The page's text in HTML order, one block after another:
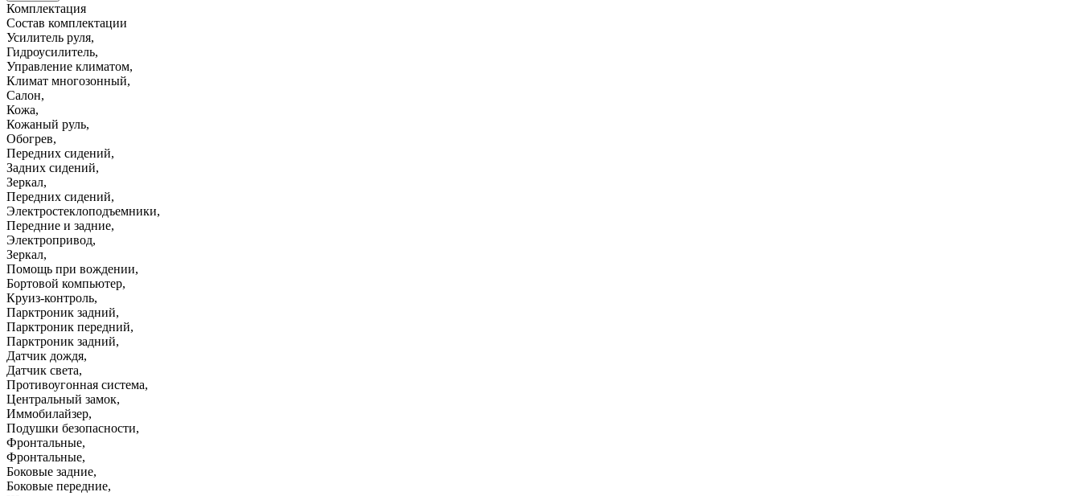
Комплектация
Состав комплектации
Усилитель руля,
Гидроусилитель,
Управление климатом,
Климат многозонный,
Салон,
Кожа,
Кожаный руль,
Обогрев,
Передних сидений,
Задних сидений,
Зеркал,
Передних сидений,
Электростеклоподъемники,
Передние и задние,
Электропривод,
Зеркал,
Помощь при вождении,
Бортовой компьютер,
Круиз-контроль,
Парктроник задний,
Парктроник передний,
Парктроник задний,
Датчик дождя,
Датчик света,
Противоугонная система,
Центральный замок,
Иммобилайзер,
Подушки безопасности,
Фронтальные,
Фронтальные,
Боковые задние,
Боковые передние,